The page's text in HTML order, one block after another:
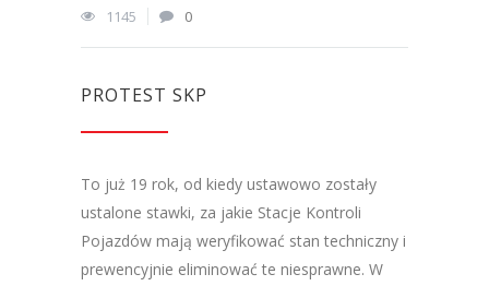
1145
0
PROTEST SKP
To już 19 rok, od kiedy ustawowo zostały
ustalone stawki, za jakie Stacje Kontroli
Pojazdów mają weryfikować stan techniczny i
prewencyjnie eliminować te niesprawne. W